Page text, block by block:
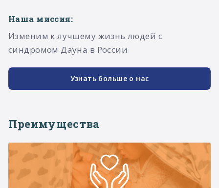
Наша миссия:
Изменим к лучшему жизнь людей с
синдромом Дауна в России
Узнать больше о нас
Преимущества